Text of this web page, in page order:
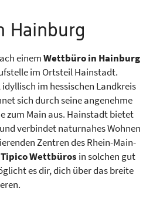
Hainburg
einemWettbüro in Hainburg
im Ortsteil Hainstadt.
im hessischen Landkreis
sich durch seine angenehme
zum Main aus. Hainstadt bietet
verbindet naturnahes Wohnen
Zentren des Rhein-Main-
Tipico Wettbüros in solchen gut
es dir, dich über das breite